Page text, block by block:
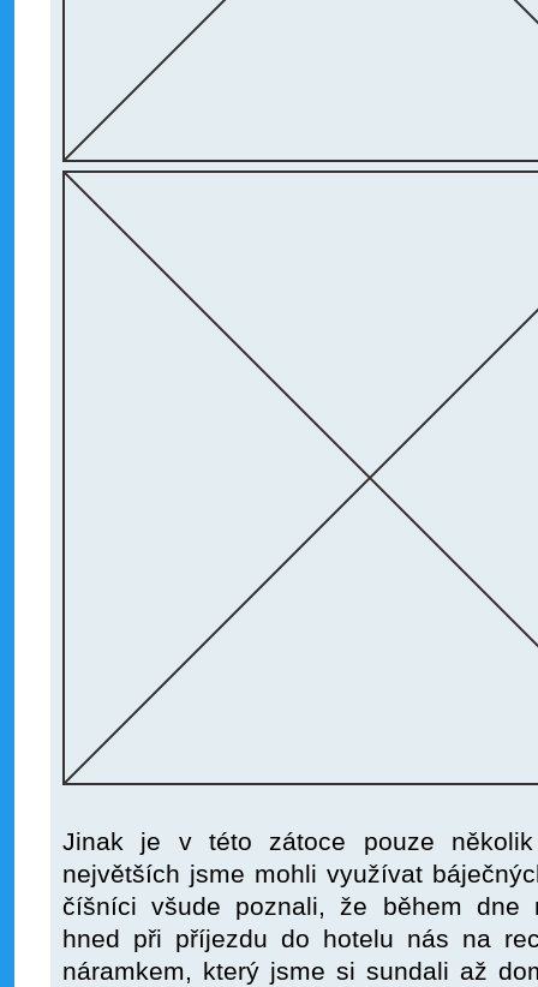
Jinak je v této zátoce pouze
největších jsme mohli využívat
číšníci všude poznali, že během dne
hned při příjezdu do hotelu nás na
náramkem, který jsme si sundali až